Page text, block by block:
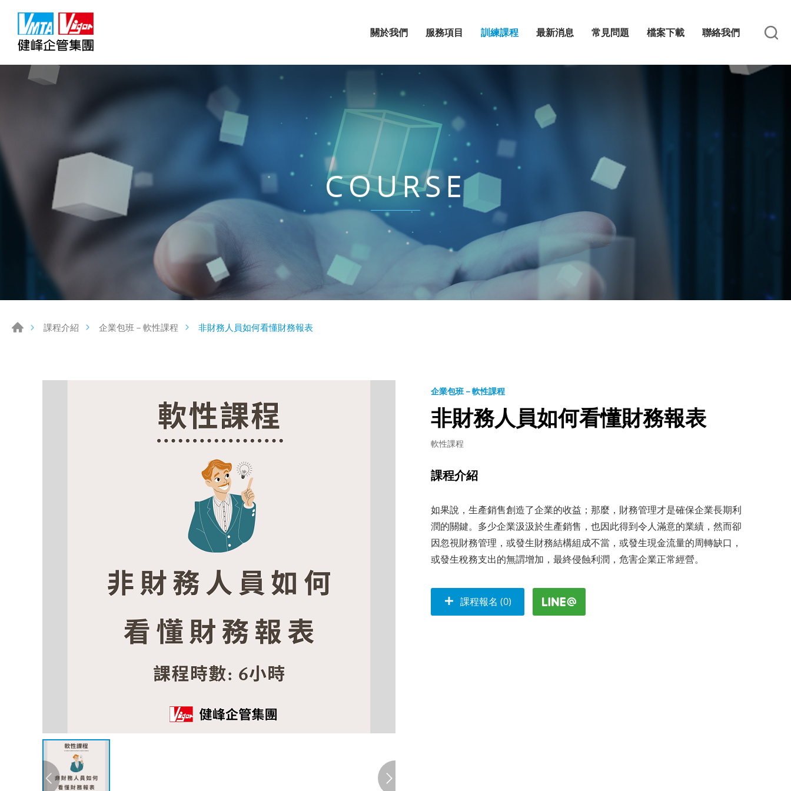
關於我們 服務項目 訓練課程 最新消息 常見問題 檔案下載 聯絡我們
COURSE
課程介紹 企業包班－軟性課程 非財務人員如何看懂財務報表
企業包班－軟性課程
非財務人員如何看懂財務報表
軟性課程
課程介紹
如果說，生產銷售創造了企業的收益；那麼，財務管理才是確保企業長期利
潤的關鍵。多少企業汲汲於生產銷售，也因此得到令人滿意的業績，然而卻
因忽視財務管理，或發生財務結構組成不當，或發生現金流量的周轉缺口，
或發生稅務支出的無謂增加，最終侵蝕利潤，危害企業正常經營。
課程報名 (0)